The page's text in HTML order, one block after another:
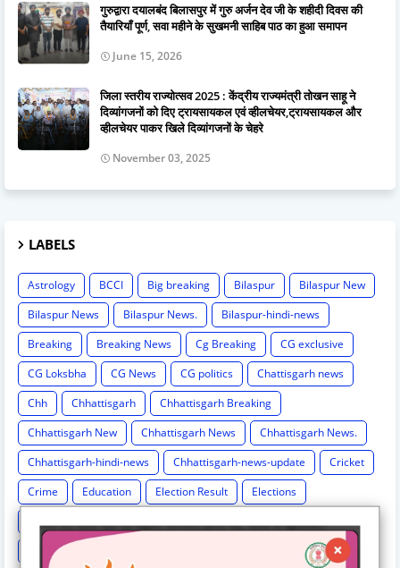
गुरुद्वारा दयालबंद बिलासपुर में गुरु अर्जन देव जी के शहीदी दिवस की
तैयारियाँ पूर्ण, सवा महीने के सुखमनी साहिब पाठ का हुआ समापन
June 15, 2026
जिला स्तरीय राज्योत्सव 2025 : केंद्रीय राज्यमंत्री तोखन साहू ने
दिव्यांगजनों को दिए ट्रायसायकल एवं व्हीलचेयर,ट्रायसायकल और
व्हीलचेयर पाकर खिले दिव्यांगजनों के चेहरे
November 03, 2025
LABELS
Astrology BCCI Big breaking Bilaspur
Bilaspur New
Bilaspur News
Bilaspur News.
Bilaspur-hindi-news
Breaking
Breaking News Cg Breaking
CG exclusive
CG Loksbha
CG News CG politics
Chattisgarh news
Chh
Chhattisgarh
Chhattisgarh Breaking
Chhattisgarh New
Chhattisgarh News
Chhattisgarh News.
Chhattisgarh-hindi-news
Chhattisgarh-news-update
Cricket
Crime
Education Election Result
Elections
High Court
Israel-hamas war